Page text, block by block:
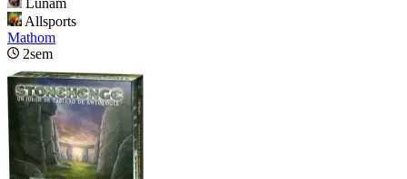
Allsports
Mathom
2sem